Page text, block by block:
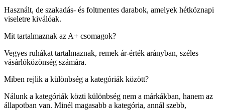
Használt, de szakadás- és foltmentes darabok, amelyek hétköznapi
viseletre kiválóak.
Mit tartalmaznak az A+ csomagok?
Vegyes ruhákat tartalmaznak, remek ár-érték arányban, széles
vásárlóközönség számára.
Miben rejlik a különbség a kategóriák között?
Nálunk a kategóriák közti különbség nem a márkákban, hanem az
állapotban van. Minél magasabb a kategória, annál szebb,